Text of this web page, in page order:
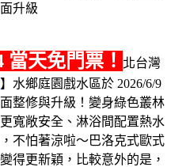
天免門票！ 北台灣
】水鄉庭園戲水區於 2026/6/9
整修與升級！變身綠色叢林
寬敞安全、淋浴間配置熱水
不怕著涼啦～巴洛克式歐式
得更新穎，比較意外的是，